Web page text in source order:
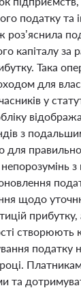
податку та
капіталу за
Така
для
у
з
для
щодо
створюють
податку
та